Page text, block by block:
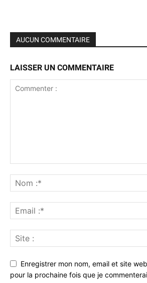
AUCUN COMMENTAIRE
LAISSER UN COMMENTAIRE
Enregistrer mon nom, email et site
pour la prochaine fois que je